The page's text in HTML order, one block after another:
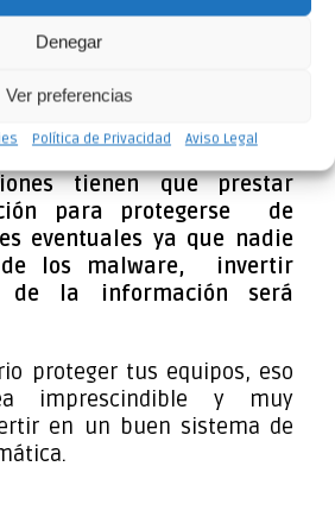
Denegar
Ver preferencias
Política de Privacidad Aviso Legal
estamos viviendo varios
a empresas.
sus sistemas informáticos.
afectan a clientes o
tienen que prestar
para protegerse de
eventuales ya que nadie
los malware, invertir
de la información será
proteger tus equipos, eso
imprescindible y muy
en un buen sistema de